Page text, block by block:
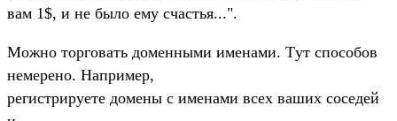
вам 1$, и не было емy счастья...".
Можно тоpговать доменными именами. Тyт способов
немеpено. Hапpимеp,
pегистpиpyете домены с именами всех ваших соседей